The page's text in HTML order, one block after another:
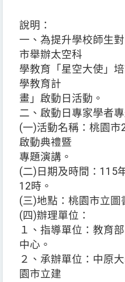
說明：
一、為提升學校師生
市舉辦太空科
學教育「星空大使」
學教育計
畫」啟動日活動。
二、啟動日專家學者
(一)活動名稱：桃園
啟動典禮暨
專題演講。
(二)日期及時間：115
12時。
(三)地點：桃園市立圖
(四)辦理單位：
１、指導單位：教育
中心。
２、承辦單位：中原
園市立建